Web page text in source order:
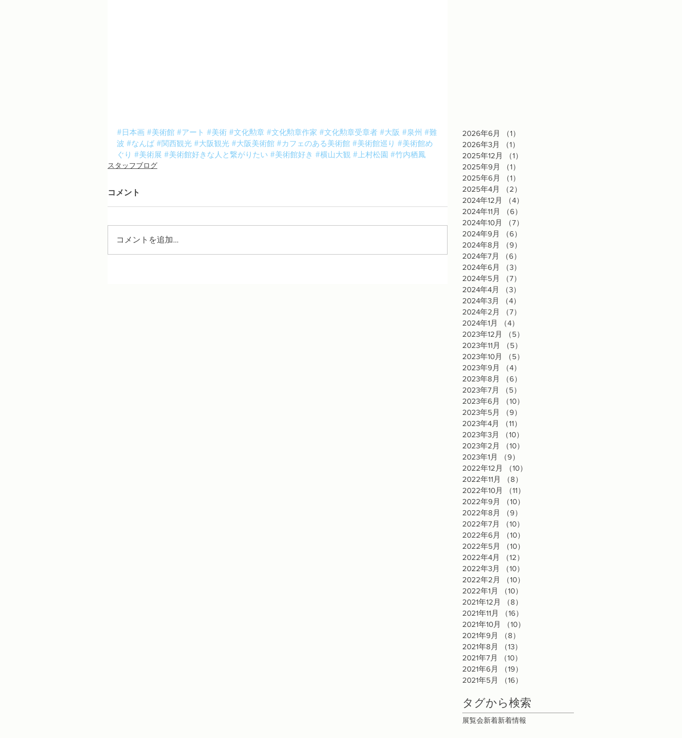
#日本画 #美術館 #アート #美術 #文化勲章 #文化勲章作家 #文化勲章受章者 #大阪 #泉州 #難
波 #なんば #関西観光 #大阪観光 #大阪美術館 #カフェのある美術館 #美術館巡り #美術館め
ぐり #美術展 #美術館好きな人と繋がりたい #美術館好き #横山大観 #上村松園 #竹内栖鳳
スタッフブログ
コメント
コメントを追加…
2026年6月 （1）
2026年3月
（1）
2025年12月
（1）
2025年9月
（1）
2025年6月
（1）
2025年4月
（2）
2024年12月
（4）
2024年11月
（6）
2024年10月
（7）
2024年9月
（6）
2024年8月
（9）
2024年7月
（6）
2024年6月
（3）
2024年5月
（7）
2024年4月
（3）
2024年3月
（4）
2024年2月
（7）
2024年1月
（4）
2023年12月
（5）
2023年11月
（5）
2023年10月
（5）
2023年9月
（4）
2023年8月
（6）
2023年7月
（5）
2023年6月
（10）
2023年5月
（9）
2023年4月
（11）
2023年3月
（10）
2023年2月
（10）
2023年1月
（9）
2022年12月
（10）
2022年11月
（8）
2022年10月
（11）
2022年9月
（10）
2022年8月
（9）
2022年7月
（10）
2022年6月
（10）
2022年5月
（10）
2022年4月
（12）
2022年3月
（10）
2022年2月
（10）
2022年1月
（10）
2021年12月
（8）
2021年11月
（16）
2021年10月
（10）
2021年9月
（8）
2021年8月
（13）
2021年7月
（10）
2021年6月
（19）
2021年5月
（16）
タグから検索
展覧会新着新着情報